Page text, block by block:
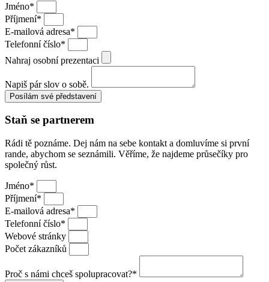
Jméno*
Příjmení*
E-mailová adresa*
Telefonní číslo*
Nahraj osobní prezentaci
Napiš pár slov o sobě.
Posílám své představení
Staň se partnerem
Rádi tě poznáme. Dej nám na sebe kontakt a domluvíme si první
rande, abychom se seznámili. Věříme, že najdeme průsečíky pro
společný růst.
Jméno*
Příjmení*
E-mailová adresa*
Telefonní číslo*
Webové stránky
Počet zákazníků
Proč s námi chceš spolupracovat?*